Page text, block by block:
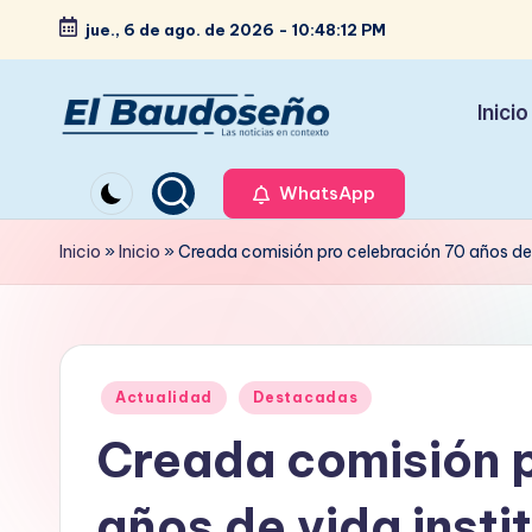
Saltar
contenido
jue., 6 de ago. de 2026 - 10:48:13 PM
e
ri
d
noticias
en
contexto
Inicio
WhatsApp
Inicio »Inicio »Creada comisión pro celebración 70 años
Publicado
Actualidad Destacadas
Creada comisión